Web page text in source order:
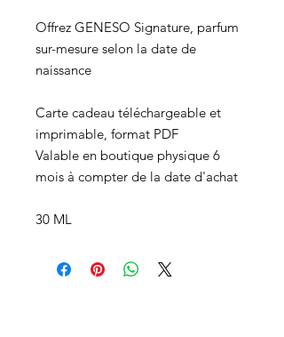
Offrez GENESO Signature, parfum
sur-mesure selon la date de
naissance
Carte cadeau téléchargeable et
imprimable, format PDF
Valable en boutique physique 6
mois à compter de la date d'achat
30 ML